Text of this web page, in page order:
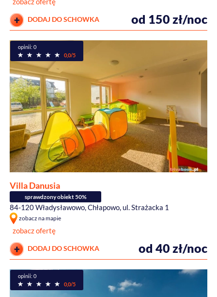
DODAJ DO SCHOWKA od 150 zł/noc
opinii: 0
0,0/5
Villa Danusia
sprawdzony obiekt 50%
84-120 Władysławowo, Chłapowo, ul. Strażacka 1
zobacz na mapie
zobacz ofertę
DODAJ DO SCHOWKA od 40 zł/noc
opinii: 0
0,0/5